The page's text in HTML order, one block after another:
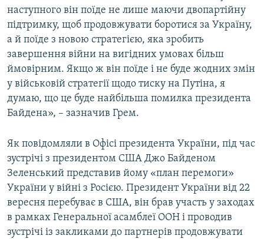
наступного він поїде не лише маючи двопартійну
підтримку, щоб продовжувати боротися за Україну,
а й поїде з новою стратегією, яка зробить
завершення війни на вигідних умовах більш
ймовірним. Якщо ж він поїде і не буде жодних змін
у військовій стратегії щодо тиску на Путіна, я
думаю, що це буде найбільша помилка президента
Байдена», – зазначив Грем.
Як повідомляли в Офісі президента України, під час
зустрічі з президентом США Джо Байденом
Зеленський представив йому «план перемоги»
України у війні з Росією. Президент України від 22
вересня перебуває в США, він брав участь у заходах
в рамках Генеральної асамблеї ООН і проводив
зустрічі із закликами до партнерів продовжувати